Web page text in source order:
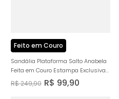
Feito em Couro
Sandália Plataforma Salto Anabela
Feita em Couro Estampa Exclusiva
Feminino Milano Caramelo 14418
R$249,90 R$ 99,90